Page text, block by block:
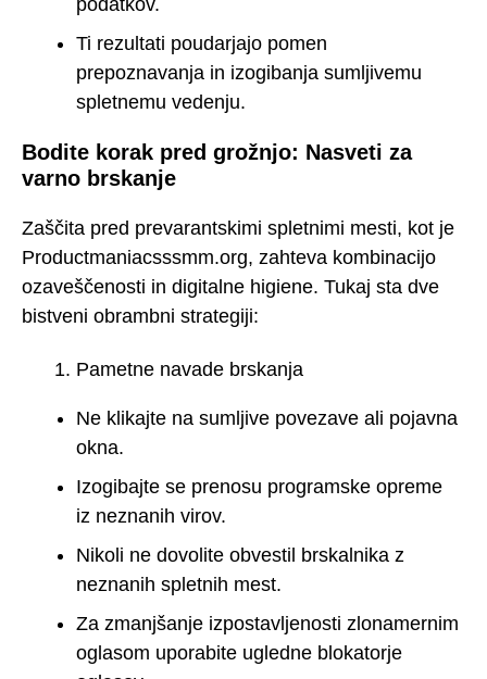
Ti rezultati poudarjajo pomen
prepoznavanja in izogibanja sumljivemu
spletnemu vedenju.
Bodite korak pred grožnjo: Nasveti za
varno brskanje
Zaščita pred prevarantskimi spletnimi mesti, kot je
Productmaniacsssmm.org, zahteva kombinacijo
ozaveščenosti in digitalne higiene. Tukaj sta dve
bistveni obrambni strategiji:
Pametne navade brskanja
Ne klikajte na sumljive povezave ali pojavna
okna.
Izogibajte se prenosu programske opreme
iz neznanih virov.
Nikoli ne dovolite obvestil brskalnika z
neznanih spletnih mest.
Za zmanjšanje izpostavljenosti zlonamernim
oglasom uporabite ugledne blokatorje